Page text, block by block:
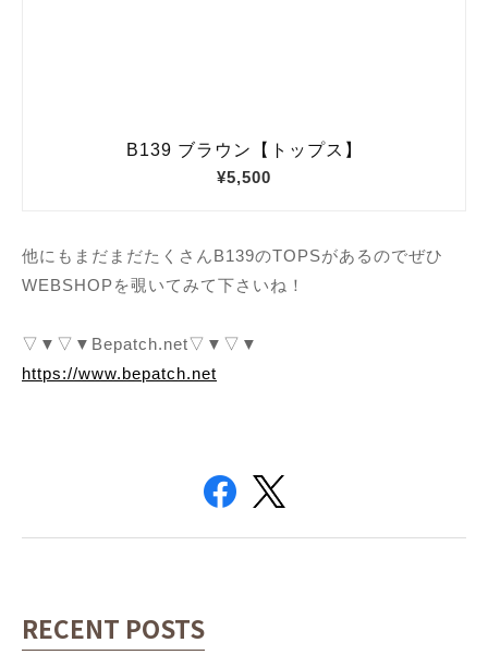
他にもまだまだたくさんB139のTOPSがあるのでぜひ
WEBSHOPを覗いてみて下さいね！
▽▼▽▼Bepatch.net▽▼▽▼
https://www.bepatch.net
RECENT POSTS